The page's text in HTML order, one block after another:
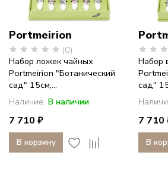
Portmeirion
(0)
Набор ложек чайных
Portmeirion "Ботанический
сад" 15см,...
Наличие: В наличии
7 710 ₽
В корзину
Набор
сад"
7 710
В